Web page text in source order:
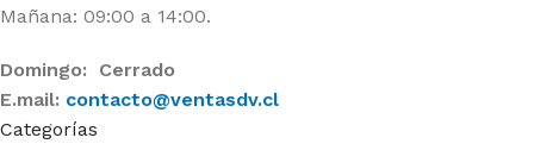
Mañana: 09:00 a 14:00.
Domingo: Cerrado
E.mail: contacto@ventasdv.cl
Categorías